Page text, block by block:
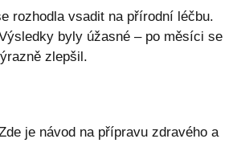
rozhodla vsadit na přírodní léčbu.
byly úžasné – po měsíci se
zlepšil.
je návod na přípravu zdravého a